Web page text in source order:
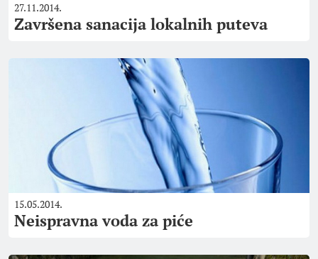
27.11.2014.
Završena sanacija lokalnih puteva
15.05.2014.
Neispravna voda za piće